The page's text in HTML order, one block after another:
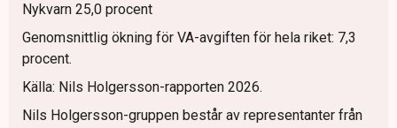
Nykvarn 25,0 procent
Genomsnittlig ökning för VA-avgiften för hela riket: 7,3
procent.
Källa: Nils Holgersson-rapporten 2026.
Nils Holgersson-gruppen består av representanter från